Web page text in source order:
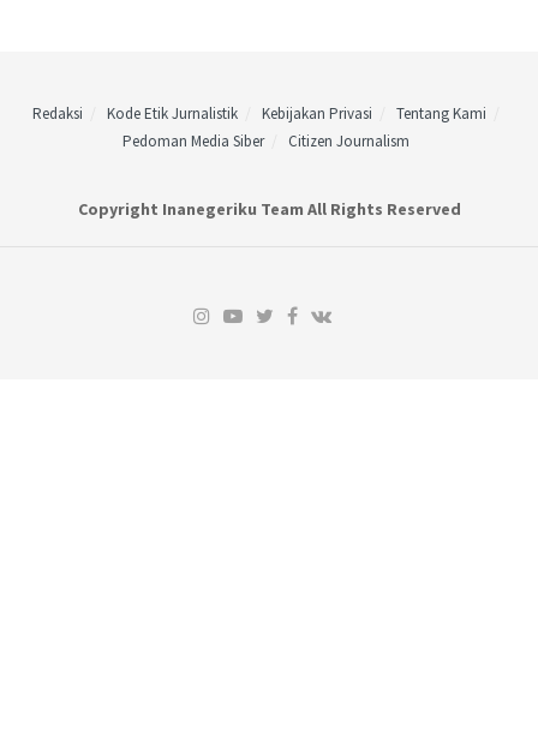
Redaksi Kode Etik Jurnalistik Kebijakan Privasi
Tentang Kami
Pedoman Media Siber
Citizen Journalism
Copyright Inanegeriku Team All Rights Reserved